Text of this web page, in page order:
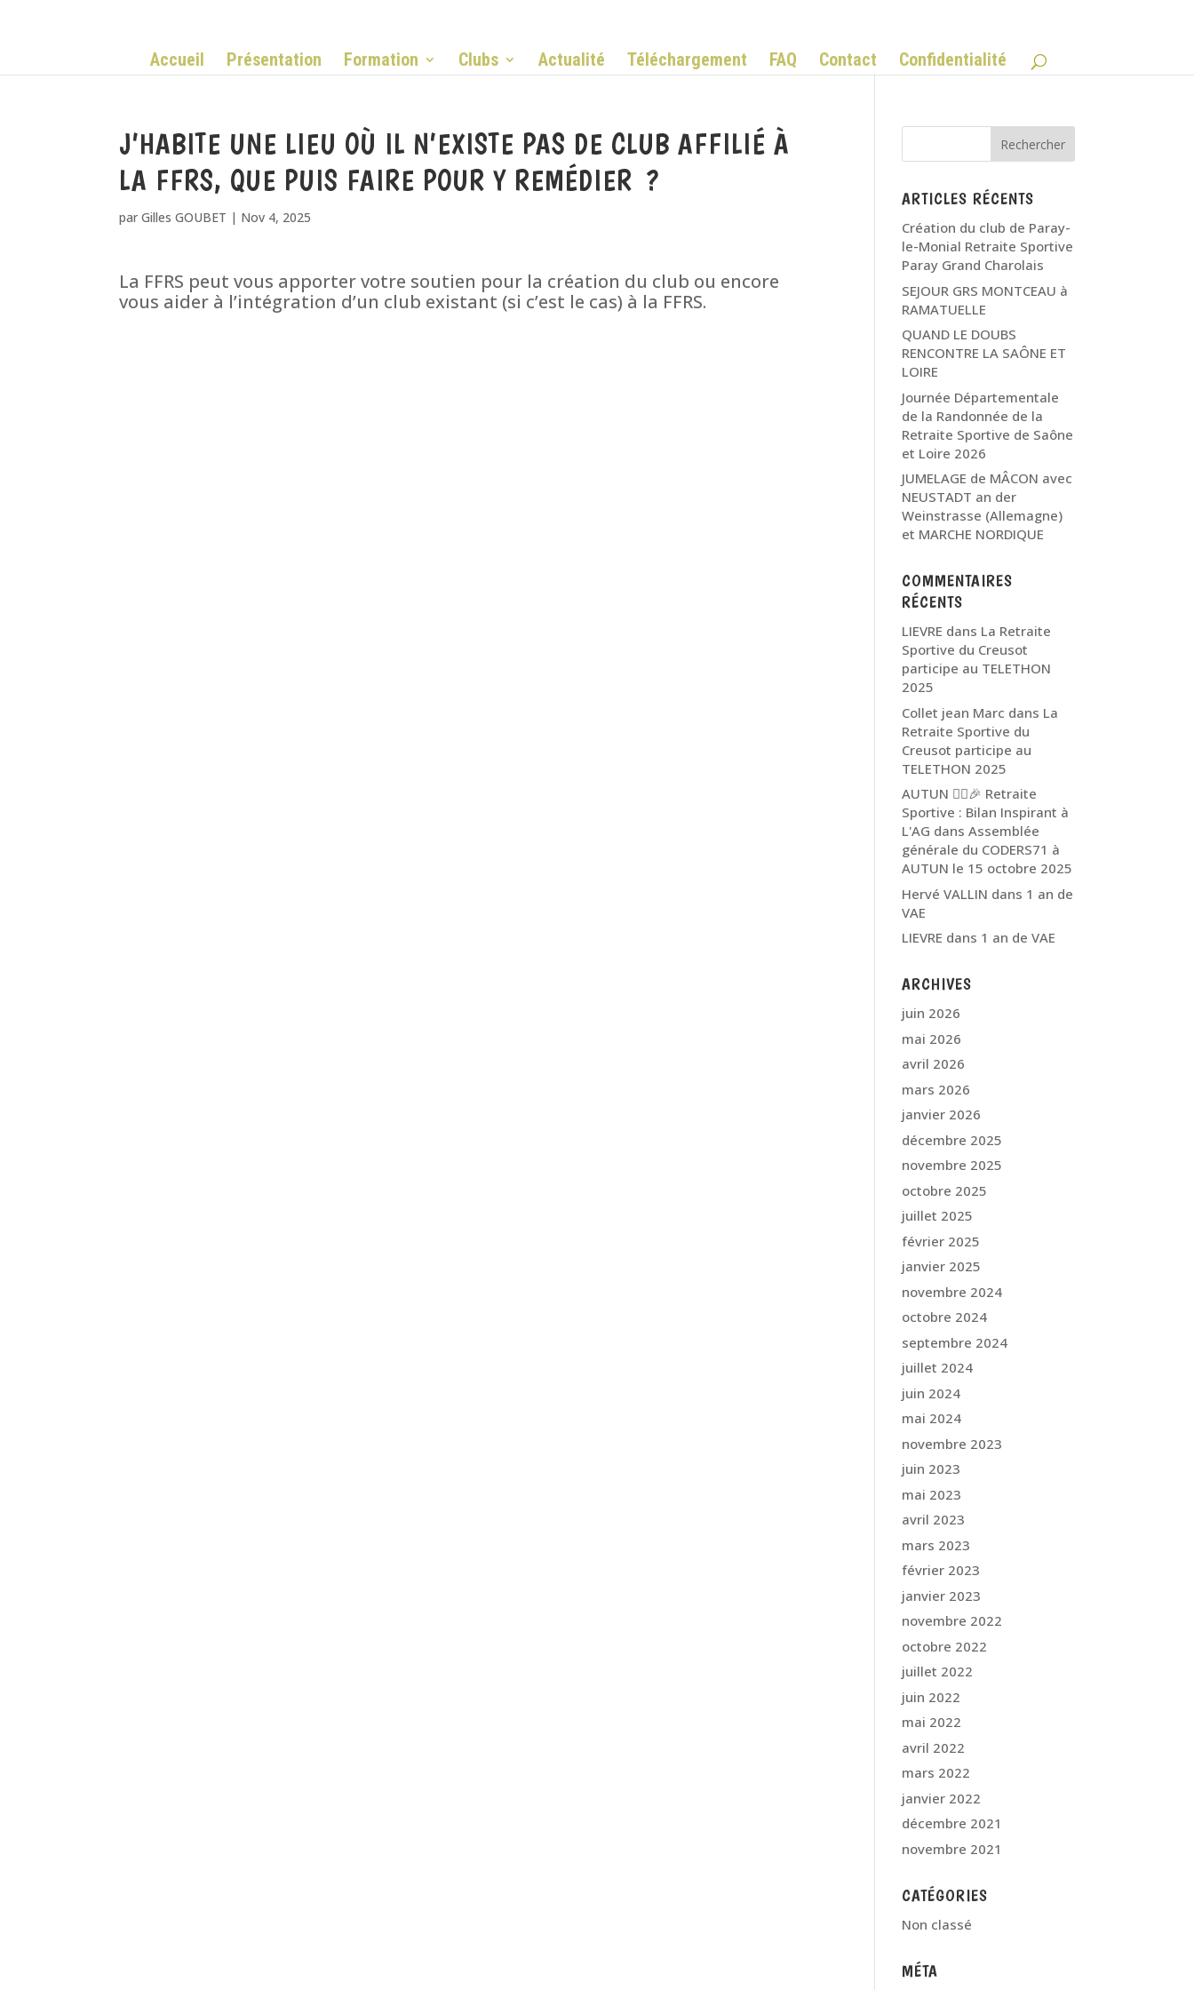
Accueil Présentation Formation Clubs Actualité Téléchargement FAQ Contact Confidentialité
J’HABITE UNE LIEU OÙ IL N’EXISTE PAS DE CLUB AFFILIÉ À
LA FFRS, QUE PUIS FAIRE POUR Y REMÉDIER ?
parGilles GOUBET | Nov 4, 2025
La FFRS peut vous apporter votre soutien pour la création du club ou encore
vous aider à l’intégration d’un club existant (si c’est le cas) à la FFRS.
ARTICLES RÉCENTS
Création du club de Paray-
le-Monial Retraite Sportive
Paray Grand Charolais
SEJOUR GRS MONTCEAU à
RAMATUELLE
QUAND LE DOUBS
RENCONTRE LA SAÔNE ET
LOIRE
Journée Départementale
de la Randonnée de la
Retraite Sportive de Saône
et Loire 2026
JUMELAGE de MÂCON avec
NEUSTADT an der
Weinstrasse (Allemagne)
et MARCHE NORDIQUE
COMMENTAIRES
RÉCENTS
LIEVRE dans La Retraite
Sportive du Creusot
participe au TELETHON
2025
Collet jean Marc dans La
Retraite Sportive du
Creusot participe au
TELETHON 2025
AUTUN 🏃‍♂️🎉 Retraite
Sportive : Bilan Inspirant à
L'AG dansAssemblée
générale du CODERS71 à
AUTUN le 15 octobre 2025
Hervé VALLIN dans 1 an de
VAE
LIEVRE dans 1 an de VAE
ARCHIVES
juin 2026
mai 2026
avril 2026
mars 2026
janvier 2026
décembre 2025
novembre 2025
octobre 2025
juillet 2025
février 2025
janvier 2025
novembre 2024
octobre 2024
septembre 2024
juillet 2024
juin 2024
mai 2024
novembre 2023
juin 2023
mai 2023
avril 2023
mars 2023
février 2023
janvier 2023
novembre 2022
octobre 2022
juillet 2022
juin 2022
mai 2022
avril 2022
mars 2022
janvier 2022
décembre 2021
novembre 2021
CATÉGORIES
Non classé
MÉTA